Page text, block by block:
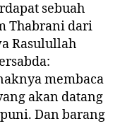
sebuah
Thabrani dari
Rasulullah
membaca
akan datang
Dan barang